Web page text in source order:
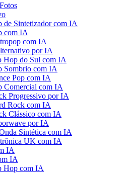
de Sintetizador com IA
com IA
com IA
por IA
Hop do Sul com IA
Sombrio com IA
Pop com IA
Comercial com IA
Progressivo por IA
Rock com IA
Clássico com IA
por IA
Sintética com IA
UK com IA
IA
IA
Hop com IA